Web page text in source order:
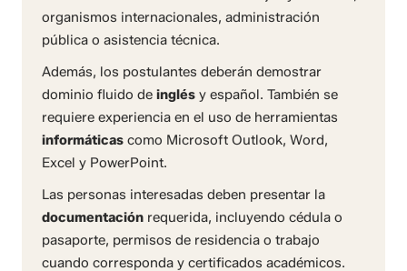
organismos internacionales, administración
pública o asistencia técnica.
Además, los postulantes deberán demostrar
dominio fluido deinglés y español. También se
requiere experiencia en el uso de herramientas
informáticas como Microsoft Outlook, Word,
Excel y PowerPoint.
Las personas interesadas deben presentar la
documentación requerida, incluyendo cédula o
pasaporte, permisos de residencia o trabajo
cuando corresponda y certificados académicos.